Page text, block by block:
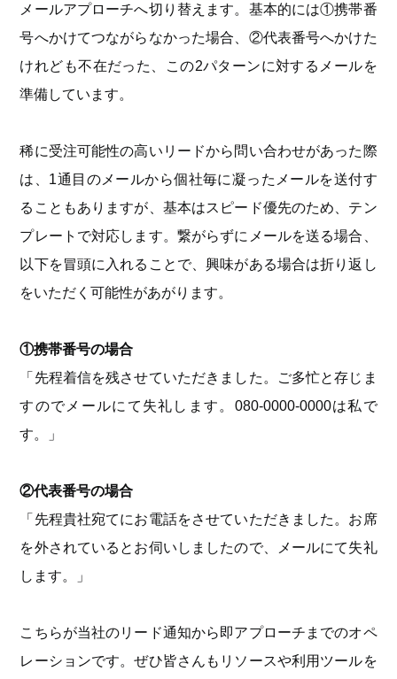
メールアプローチへ切り替えます。基本的には①携帯番
号へかけてつながらなかった場合、②代表番号へかけた
けれども不在だった、この2パターンに対するメールを
準備しています。
稀に受注可能性の高いリードから問い合わせがあった際
は、1通目のメールから個社毎に凝ったメールを送付す
ることもありますが、基本はスピード優先のため、テン
プレートで対応します。繋がらずにメールを送る場合、
以下を冒頭に入れることで、興味がある場合は折り返し
をいただく可能性があがります。
①携帯番号の場合
「先程着信を残させていただきました。ご多忙と存じま
すのでメールにて失礼します。080-0000-0000は私で
す。」
②代表番号の場合
「先程貴社宛てにお電話をさせていただきました。お席
を外されているとお伺いしましたので、メールにて失礼
します。」
こちらが当社のリード通知から即アプローチまでのオペ
レーションです。ぜひ皆さんもリソースや利用ツールを